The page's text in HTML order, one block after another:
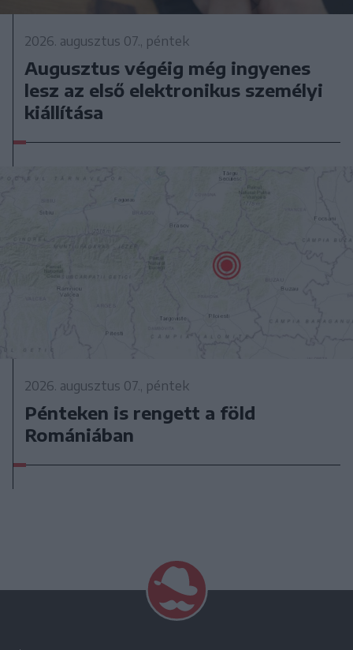
2026. augusztus 07., péntek
Augusztus végéig még ingyenes
lesz az első elektronikus személyi
kiállítása
2026. augusztus 07., péntek
Pénteken is rengett a föld
Romániában